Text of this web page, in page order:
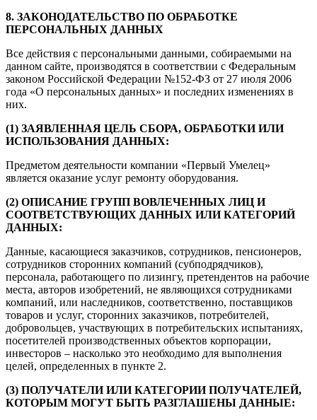
8. ЗАКОНОДАТЕЛЬСТВО ПО ОБРАБОТКЕ
ПЕРСОНАЛЬНЫХ ДАННЫХ
Все действия с персональными данными, собираемыми на
данном сайте, производятся в соответствии с Федеральным
законом Российской Федерации №152-ФЗ от 27 июля 2006
года «О персональных данных» и последних изменениях в
них.
(1) ЗАЯВЛЕННАЯ ЦЕЛЬ СБОРА, ОБРАБОТКИ ИЛИ
ИСПОЛЬЗОВАНИЯ ДАННЫХ:
Предметом деятельности компании «Первый Умелец»
является оказание услуг ремонту оборудования.
(2) ОПИСАНИЕ ГРУПП ВОВЛЕЧЕННЫХ ЛИЦ И
СООТВЕТСТВУЮЩИХ ДАННЫХ ИЛИ КАТЕГОРИЙ
ДАННЫХ:
Данные, касающиеся заказчиков, сотрудников, пенсионеров,
сотрудников сторонних компаний (субподрядчиков),
персонала, работающего по лизингу, претендентов на рабочие
места, авторов изобретений, не являющихся сотрудниками
компаний, или наследников, соответственно, поставщиков
товаров и услуг, сторонних заказчиков, потребителей,
добровольцев, участвующих в потребительских испытаниях,
посетителей производственных объектов корпорации,
инвесторов – насколько это необходимо для выполнения
целей, определенных в пункте 2.
(3) ПОЛУЧАТЕЛИ ИЛИ КАТЕГОРИИ ПОЛУЧАТЕЛЕЙ,
КОТОРЫМ МОГУТ БЫТЬ РАЗГЛАШЕНЫ ДАННЫЕ: